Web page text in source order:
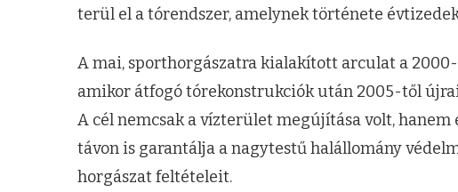
terül el a tórendszer, amelynek története
A mai, sporthorgászatra kialakított arculat a
amikor átfogó tórekonstrukciók után 2005-től
A cél nemcsak a vízterület megújítása volt, hanem
távon is garantálja a nagytestű halállomány
horgászat feltételeit.